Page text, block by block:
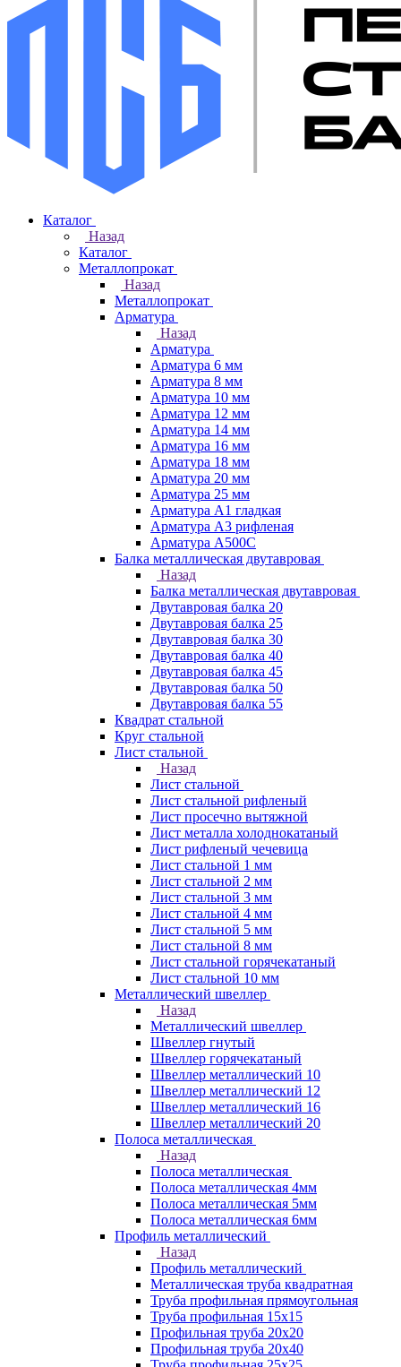
Каталог
Назад
Каталог
Металлопрокат
Назад
Металлопрокат
Арматура
Назад
Арматура
Арматура 6 мм
Арматура 8 мм
Арматура 10 мм
Арматура 12 мм
Арматура 14 мм
Арматура 16 мм
Арматура 18 мм
Арматура 20 мм
Арматура 25 мм
Арматура А1 гладкая
Арматура А3 рифленая
Арматура А500С
Балка металлическая двутавровая
Назад
Балка металлическая двутавровая
Двутавровая балка 20
Двутавровая балка 25
Двутавровая балка 30
Двутавровая балка 40
Двутавровая балка 45
Двутавровая балка 50
Двутавровая балка 55
Квадрат стальной
Круг стальной
Лист стальной
Назад
Лист стальной
Лист стальной рифленый
Лист просечно вытяжной
Лист металла холоднокатаный
Лист рифленый чечевица
Лист стальной 1 мм
Лист стальной 2 мм
Лист стальной 3 мм
Лист стальной 4 мм
Лист стальной 5 мм
Лист стальной 8 мм
Лист стальной горячекатаный
Лист стальной 10 мм
Металлический швеллер
Назад
Металлический швеллер
Швеллер гнутый
Швеллер горячекатаный
Швеллер металлический 10
Швеллер металлический 12
Швеллер металлический 16
Швеллер металлический 20
Полоса металлическая
Назад
Полоса металлическая
Полоса металлическая 4мм
Полоса металлическая 5мм
Полоса металлическая 6мм
Профиль металлический
Назад
Профиль металлический
Металлическая труба квадратная
Труба профильная прямоугольная
Труба профильная 15х15
Профильная труба 20х20
Профильная труба 20х40